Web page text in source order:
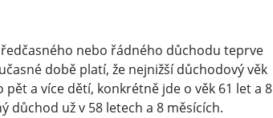
nebo řádného důchodu teprve
době platí, že nejnižší důchodový věk
a více dětí, konkrétně jde o věk 61 let a 8
důchod už v 58 letech a 8 měsících.